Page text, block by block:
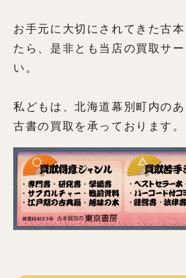
お手元に大切にされてきた古
たら、是非とも当店の買取サ
い。
私どもは、北海道幕別町内の
古書の買取を承っております。